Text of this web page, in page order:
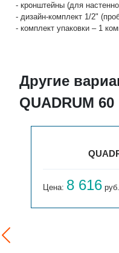
- кронштейны (для
- дизайн-комплект 1/2"
- комплект упаковки – 1
Другие
QUADRUM 60
Цена: 8 616 руб.